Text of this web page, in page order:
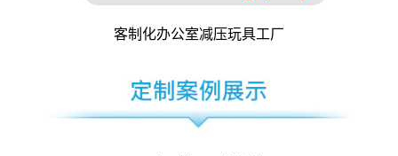
客制化办公室减压玩具工厂